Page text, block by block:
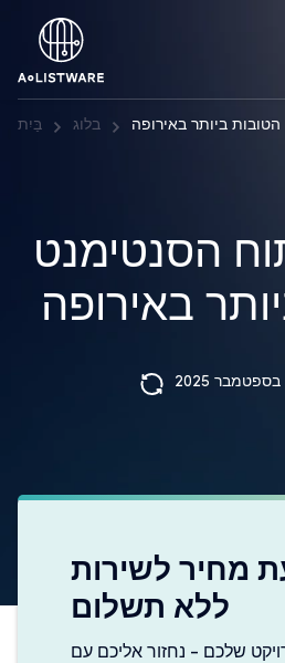
בַּיִת בלוג ביותר באירופה
הסנטימנט
באירופה
מחיר לשירות
ללא תשלום
שלכם - נחזור אליכם עם